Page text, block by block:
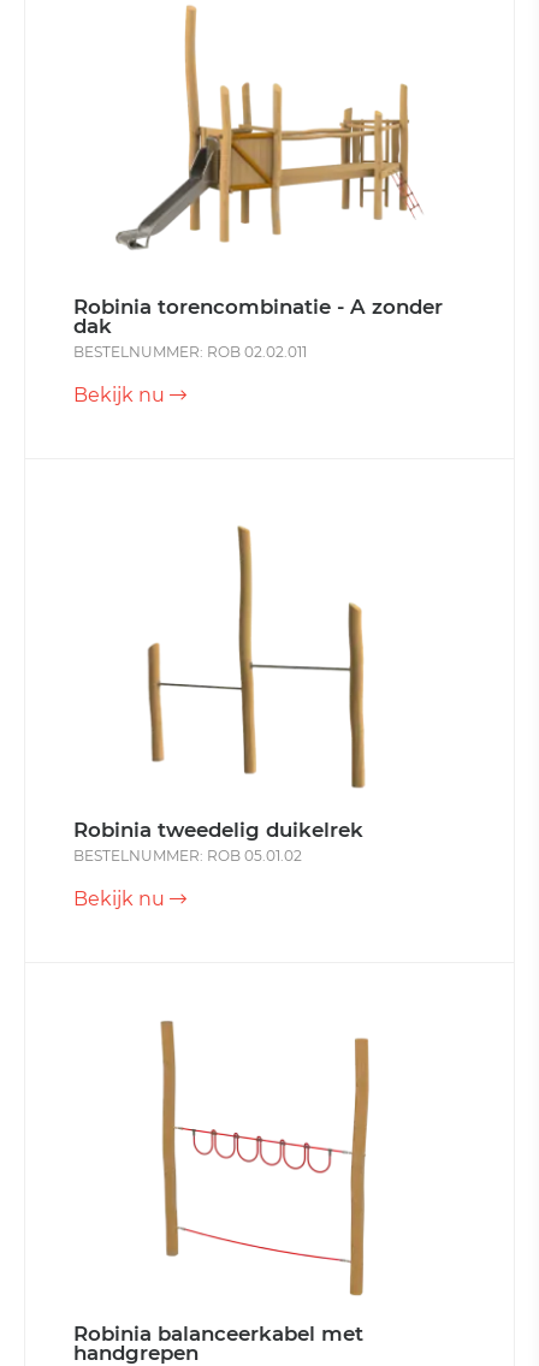
Robinia torencombinatie - A zonder
dak
BESTELNUMMER: ROB 02.02.011
Bekijk nu
Robinia tweedelig duikelrek
BESTELNUMMER: ROB 05.01.02
Bekijk nu
Robinia balanceerkabel met
handgrepen